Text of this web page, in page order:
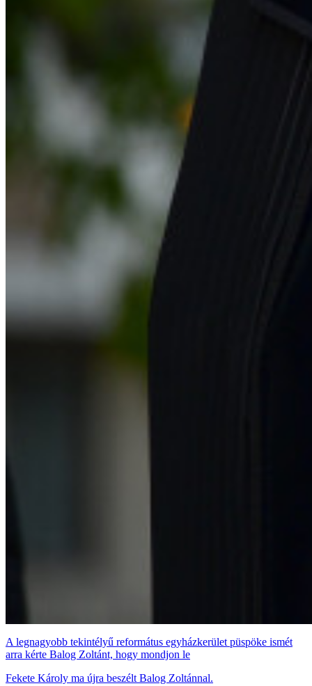
A legnagyobb tekintélyű református egyházkerület püspöke ismét
arra kérte Balog Zoltánt, hogy mondjon le
Fekete Károly ma újra beszélt Balog Zoltánnal.